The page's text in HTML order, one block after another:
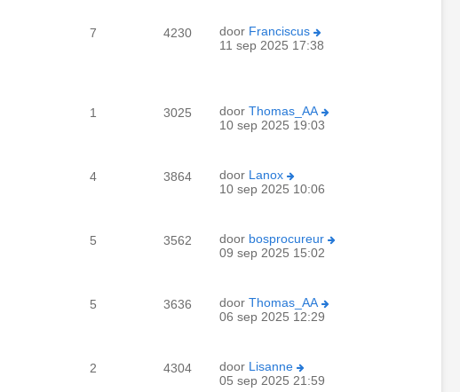
7 4230 door Franciscus
11 sep 2025 17:38
1 3025 door Thomas_AA
10 sep 2025 19:03
4 3864 door Lanox
10 sep 2025 10:06
5 3562 door bosprocureur
09 sep 2025 15:02
5 3636 door Thomas_AA
06 sep 2025 12:29
2 4304 door Lisanne
05 sep 2025 21:59